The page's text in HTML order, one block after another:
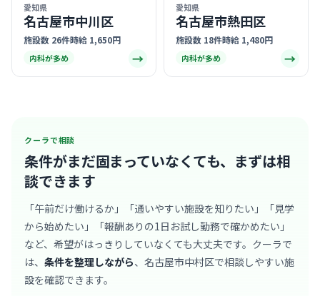
愛知県
名古屋市中川区
施設数 26件時給 1,650円
内科が多め →
愛知県
名古屋市熱田区
施設数 18件時給 1,480円
内科が多め →
クーラで相談
条件がまだ固まっていなくても、 まずは相
談できます
「午前だけ働けるか」「通いやすい施設を知りたい」「見学
から始めたい」「報酬ありの1日お試し勤務で確かめたい」
など、希望がはっきりしていなくても大丈夫です。クーラで
は、 条件を整理しながら、名古屋市中村区で相談しやすい施
設を確認できます。